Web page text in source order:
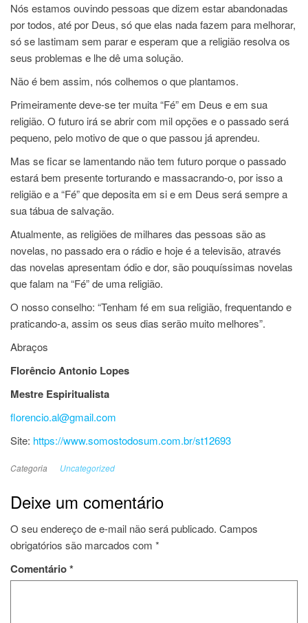
Nós estamos ouvindo pessoas que dizem estar abandonadas
por todos, até por Deus, só que elas nada fazem para melhorar,
só se lastimam sem parar e esperam que a religião resolva os
seus problemas e lhe dê uma solução.
Não é bem assim, nós colhemos o que plantamos.
Primeiramente deve-se ter muita “Fé” em Deus e em sua
religião. O futuro irá se abrir com mil opções e o passado será
pequeno, pelo motivo de que o que passou já aprendeu.
Mas se ficar se lamentando não tem futuro porque o passado
estará bem presente torturando e massacrando-o, por isso a
religião e a “Fé” que deposita em si e em Deus será sempre a
sua tábua de salvação.
Atualmente, as religiões de milhares das pessoas são as
novelas, no passado era o rádio e hoje é a televisão, através
das novelas apresentam ódio e dor, são pouquíssimas novelas
que falam na “Fé” de uma religião.
O nosso conselho: “Tenham fé em sua religião, frequentando e
praticando-a, assim os seus dias serão muito melhores”.
Abraços
Florêncio Antonio Lopes
Mestre Espiritualista
florencio.al@gmail.com
Site: https://www.somostodosum.com.br/st12693
Categoria Uncategorized
Deixe um comentário
O seu endereço de e-mail não será publicado. Campos
obrigatórios são marcados com *
Comentário*